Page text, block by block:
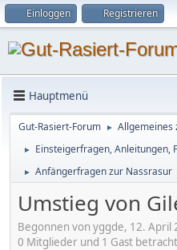
Einloggen Registrieren
Hauptmenü
Gut-Rasiert-Forum ► Allgemeines
► Einsteigerfragen, Anleitungen,
► Anfängerfragen zur Nassrasur
Umstieg von
Begonnen von yggde, 12. April
0 Mitglieder und 1 Gast